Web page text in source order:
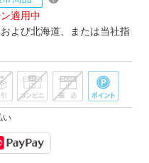
適用中
よび北海道、または当社指
い